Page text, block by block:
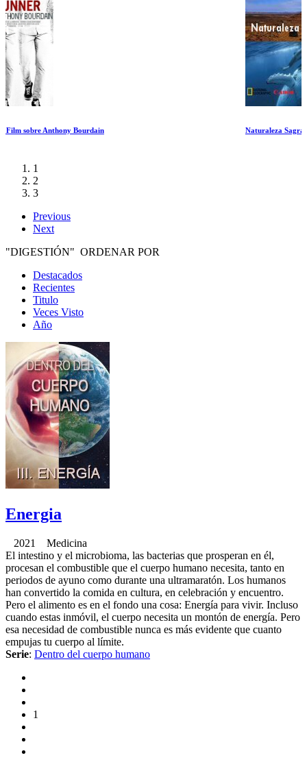
Naturaleza Sagrada I
1
2
3
Previous
Next
"DIGESTIÓN" ORDENAR POR
Destacados
Recientes
Titulo
Veces Visto
Año
Energia
2021 Medicina
El intestino y el microbioma, las bacterias que prosperan en él,
procesan el combustible que el cuerpo humano necesita, tanto en
periodos de ayuno como durante una ultramaratón. Los humanos
han convertido la comida en cultura, en celebración y encuentro.
Pero el alimento es en el fondo una cosa: Energía para vivir. Incluso
cuando estas inmóvil, el cuerpo necesita un montón de energía. Pero
esa necesidad de combustible nunca es más evidente que cuanto
empujas tu cuerpo al límite.
Serie: Dentro del cuerpo humano
1